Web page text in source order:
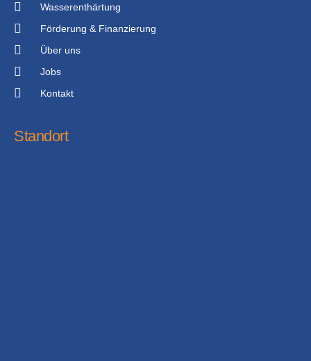
Wasserenthärtung
Förderung & Finanzierung
Über uns
Jobs
Kontakt
Standort